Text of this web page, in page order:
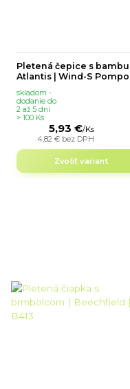
Pletená čepice s
Atlantis | Wind-S
5,93 €/Ks
4,82 € bez DPH
skladom -
dodanie do
2 až 5 dní
> 100 Ks
Zvoliť variant